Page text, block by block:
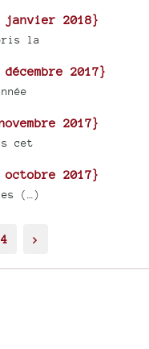
janvier 2018}
la
2017}
2017}
cet
2017}
(…)
4 >